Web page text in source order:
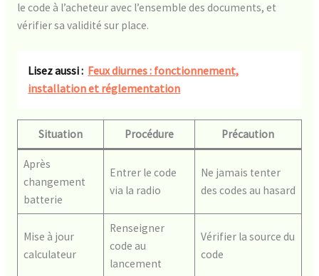
le code à l’acheteur avec l’ensemble des documents, et
vérifier sa validité sur place.
Lisez aussi : Feux diurnes : fonctionnement,
installation et réglementation
Situation Procédure Précaution
Après
changement
batterie
Entrer le code
via la radio
Ne jamais tenter
des codes au hasard
Mise à jour
calculateur
Renseigner
code au
lancement
Vérifier la source du
code